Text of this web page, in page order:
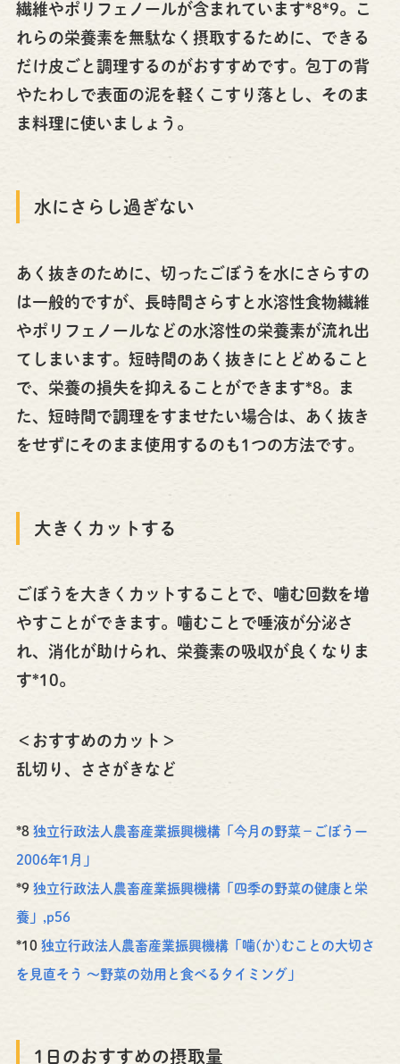
繊維やポリフェノールが含まれています*8*9。こ
れらの栄養素を無駄なく摂取するために、できる
だけ皮ごと調理するのがおすすめです。包丁の背
やたわしで表面の泥を軽くこすり落とし、そのま
ま料理に使いましょう。
水にさらし過ぎない
あく抜きのために、切ったごぼうを水にさらすの
は一般的ですが、長時間さらすと水溶性食物繊維
やポリフェノールなどの水溶性の栄養素が流れ出
てしまいます。短時間のあく抜きにとどめること
で、栄養の損失を抑えることができます*8。ま
た、短時間で調理をすませたい場合は、あく抜き
をせずにそのまま使用するのも1つの方法です。
大きくカットする
ごぼうを大きくカットすることで、噛む回数を増
やすことができます。噛むことで唾液が分泌さ
れ、消化が助けられ、栄養素の吸収が良くなりま
す*10。
＜おすすめのカット＞
乱切り、ささがきなど
*8 独立行政法人農畜産業振興機構「今月の野菜－ごぼうー
2006年1月」
*9 独立行政法人農畜産業振興機構「四季の野菜の健康と栄
養」,p56
*10 独立行政法人農畜産業振興機構「噛(か)むことの大切さ
を見直そう ～野菜の効用と食べるタイミング」
1日のおすすめの摂取量